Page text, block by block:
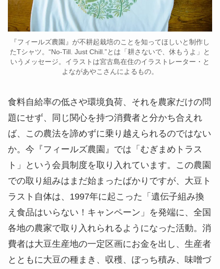
『フィールズ農園』が不耕起栽培のことを知ってほしいと制作し
たTシャツ。“No-Till. Just Chill.”とは「耕さないで、休もうよ」と
いうメッセージ。イラストは宮古島在住のイラストレーター・と
よながあやこさんによるもの。
食料自給率の低さや環境負荷、それを農家だけの問
題にせず、同じ関心を持つ消費者と分かち合えれ
ば、この農法を諦めずに乗り越えられるのではない
か。今『フィールズ農園』では「むぎまめトラス
ト」という会員制度を取り入れています。この農園
での取り組みはまだ始まったばかりですが、大豆ト
ラスト自体は、1997年に起こった「遺伝子組み換
え食品はいらない！キャンペーン」を発端に、全国
各地の農家で取り入れられるようになった活動。消
費者は大豆生産地の一定区画にお金を出し、生産者
とともに大豆の種まき、収穫、ぼっち積み、味噌づ